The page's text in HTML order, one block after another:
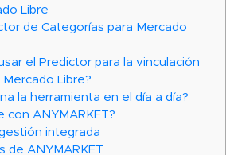
Libre
de Categorías para Mercado
el Predictor para la vinculación
Libre?
la herramienta en el día a día?
con ANYMARKET?
integrada
de ANYMARKET